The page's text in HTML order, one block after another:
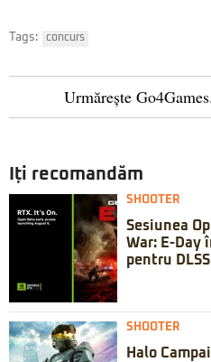
Tags: concurs
Urmărește
Iți recomandăm
SHOOTER
Sesiunea
War: E-Day
pentru
SHOOTER
Halo